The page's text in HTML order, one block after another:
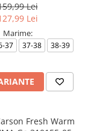
Lei
Lei
Marime:
37 37-38 38-39
Fresh Warm